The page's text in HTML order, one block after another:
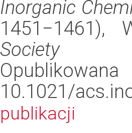
Inorganic
1451−1461),
Society
Opublikowana
10.1021/
publikacji